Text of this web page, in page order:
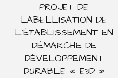
PROJET DE
LABELLISATION DE
L’ÉTABLISSEMENT EN
DÉMARCHE DE
DÉVELOPPEMENT
DURABLE « E3D »